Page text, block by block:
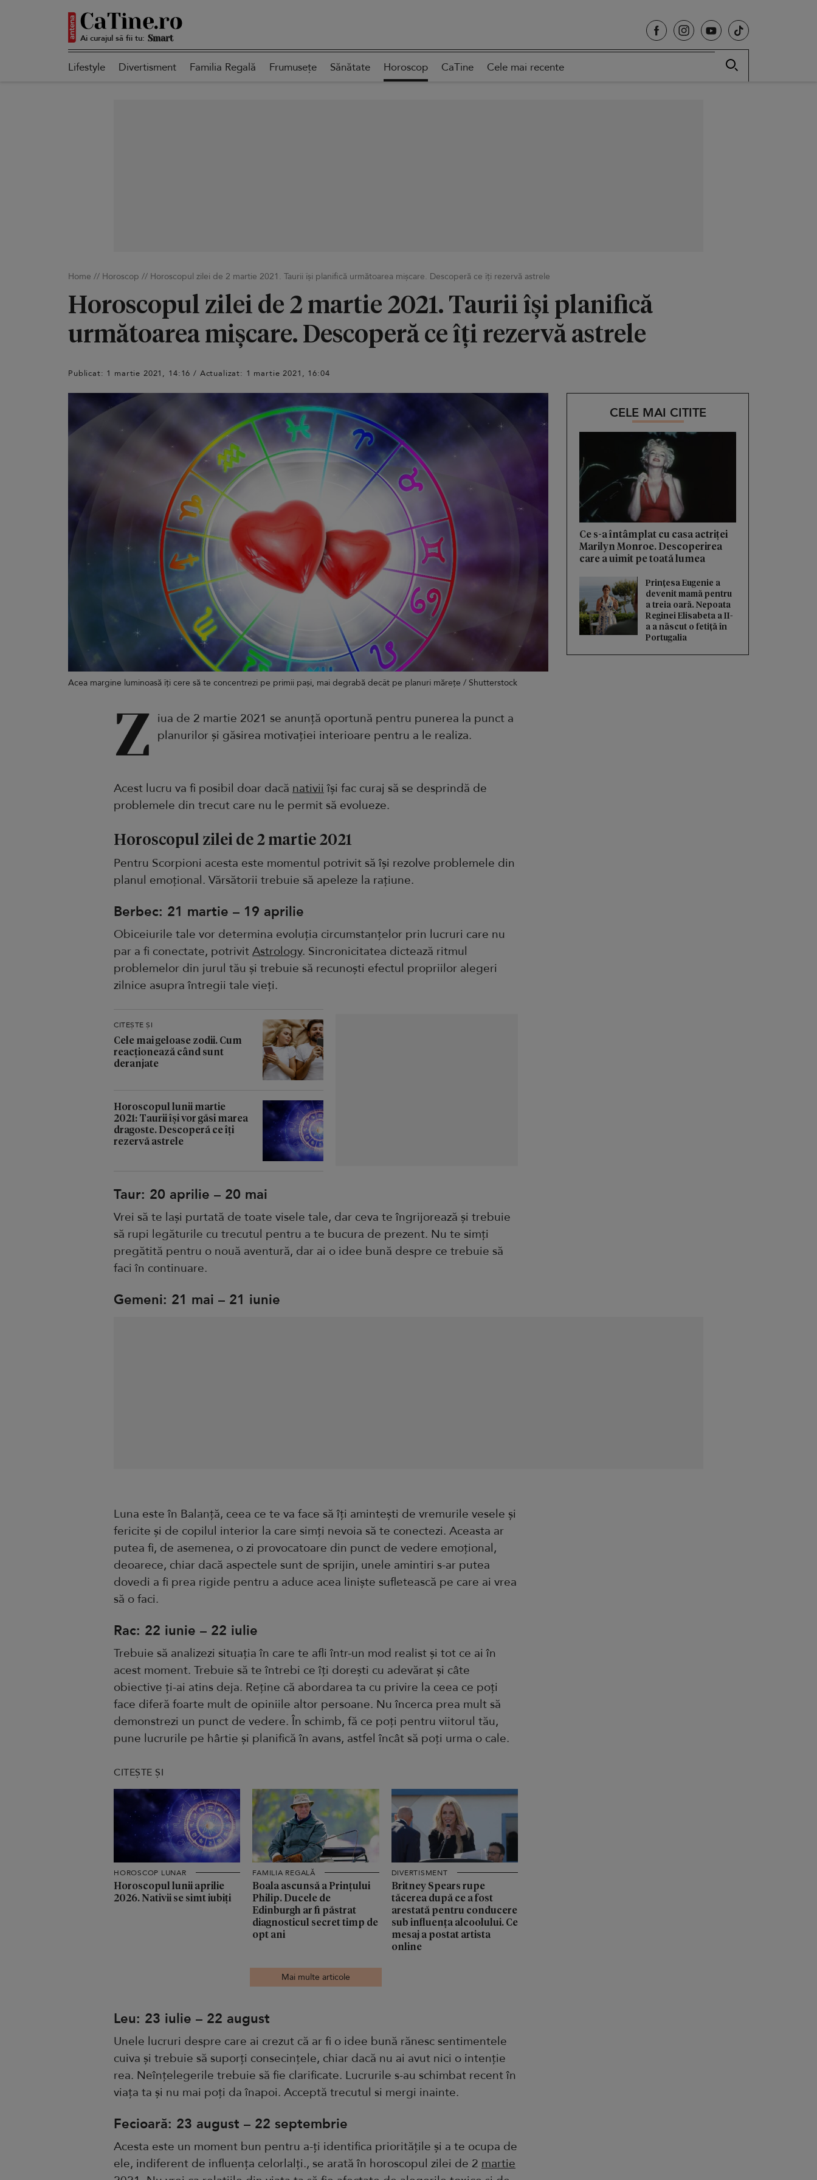
Ai curajul să fii tu: Autentică
Lifestyle Divertisment Familia Regală Frumusețe Sănătate Horoscop CaTine Cele mai recente
Home // Horoscop // Horoscopul zilei de 2 martie 2021. Taurii își planifică următoarea mișcare. Descoperă ce îți rezervă astrele
Horoscopul zilei de 2 martie 2021. Taurii își planifică
următoarea mișcare. Descoperă ce îți rezervă astrele
Publicat: 1 martie 2021, 14:16 / Actualizat: 1 martie 2021, 16:04
Acea margine luminoasă îți cere să te concentrezi pe primii pași, mai degrabă decât pe planuri mărețe / Shutterstock
CELE MAI CITITE
Ce s-a întâmplat cu casa actriței
Marilyn Monroe. Descoperirea
care a uimit pe toată lumea
Prințesa Eugenie a
devenit mamă pentru
a treia oară. Nepoata
Reginei Elisabeta a II-
a a născut o fetiță în
Portugalia
Z iua de 2 martie 2021 se anunță oportună pentru punerea la punct a
planurilor și găsirea motivației interioare pentru a le realiza.
Acest lucru va fi posibil doar dacă nativii își fac curaj să se desprindă de
problemele din trecut care nu le permit să evolueze.
Horoscopul zilei de 2 martie 2021
Pentru Scorpioni acesta este momentul potrivit să își rezolve problemele din
planul emoțional. Vărsătorii trebuie să apeleze la rațiune.
Berbec: 21 martie – 19 aprilie
Obiceiurile tale vor determina evoluția circumstanțelor prin lucruri care nu
par a fi conectate, potrivitAstrology. Sincronicitatea dictează ritmul
problemelor din jurul tău și trebuie să recunoști efectul propriilor alegeri
zilnice asupra întregii tale vieți.
CITEȘTE ȘI
Cele mai geloase zodii. Cum
reacționează când sunt
deranjate
Horoscopul lunii martie
2021: Taurii își vor găsi marea
dragoste. Descoperă ce îți
rezervă astrele
Taur: 20 aprilie – 20 mai
Vrei să te lași purtată de toate visele tale, dar ceva te îngrijorează și trebuie
să rupi legăturile cu trecutul pentru a te bucura de prezent. Nu te simți
pregătită pentru o nouă aventură, dar ai o idee bună despre ce trebuie să
faci în continuare.
Gemeni: 21 mai – 21 iunie
Luna este în Balanță, ceea ce te va face să îți amintești de vremurile vesele și
fericite și de copilul interior la care simți nevoia să te conectezi. Aceasta ar
putea fi, de asemenea, o zi provocatoare din punct de vedere emoțional,
deoarece, chiar dacă aspectele sunt de sprijin, unele amintiri s-ar putea
dovedi a fi prea rigide pentru a aduce acea liniște sufletească pe care ai vrea
să o faci.
Rac: 22 iunie – 22 iulie
Trebuie să analizezi situația în care te afli într-un mod realist și tot ce ai în
acest moment. Trebuie să te întrebi ce îți dorești cu adevărat și câte
obiective ți-ai atins deja. Reține că abordarea ta cu privire la ceea ce poți
face diferă foarte mult de opiniile altor persoane. Nu încerca prea mult să
demonstrezi un punct de vedere. În schimb, fă ce poți pentru viitorul tău,
pune lucrurile pe hârtie și planifică în avans, astfel încât să poți urma o cale.
CITEȘTE ȘI
HOROSCOP LUNAR
Horoscopul lunii aprilie
2026. Nativii se simt iubiți
FAMILIA REGALĂ
Boala ascunsă a Prințului
Philip. Ducele de
Edinburgh ar fi păstrat
diagnosticul secret timp de
opt ani
DIVERTISMENT
Britney Spears rupe
tăcerea după ce a fost
arestată pentru conducere
sub influența alcoolului. Ce
mesaj a postat artista
online
Mai multe articole
Leu: 23 iulie – 22 august
Unele lucruri despre care ai crezut că ar fi o idee bună rănesc sentimentele
cuiva și trebuie să suporți consecințele, chiar dacă nu ai avut nici o intenție
rea. Neînțelegerile trebuie să fie clarificate. Lucrurile s-au schimbat recent în
viața ta și nu mai poți da înapoi. Acceptă trecutul si mergi inainte.
Fecioară: 23 august – 22 septembrie
Acesta este un moment bun pentru a-ți identifica prioritățile și a te ocupa de
ele, indiferent de influența celorlalți., se arată în horoscopul zilei de 2 martie